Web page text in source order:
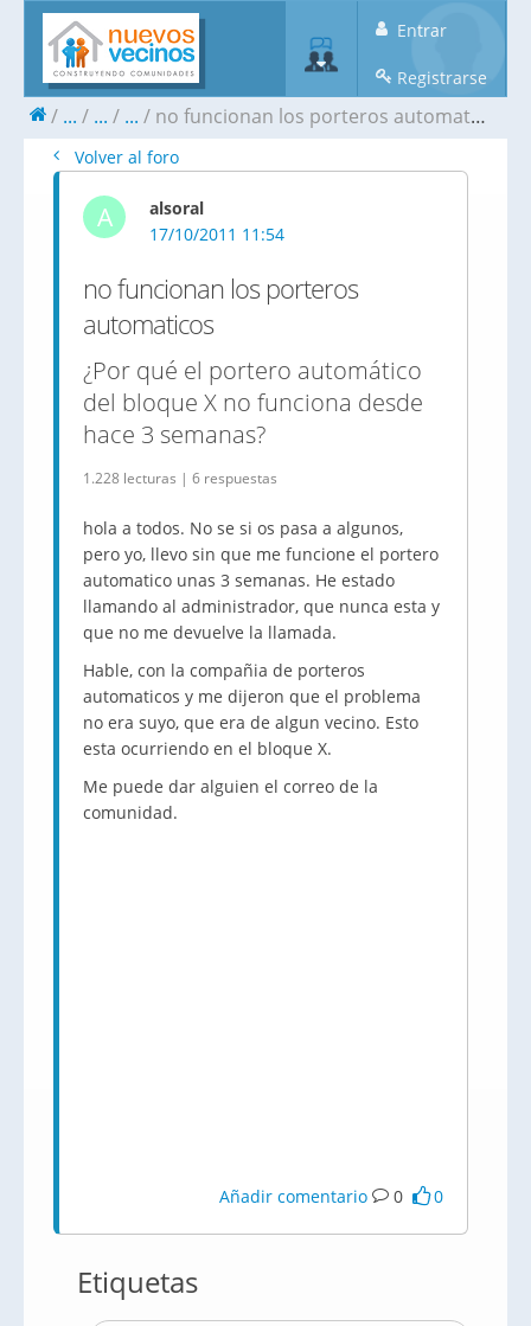
Entrar
Registrarse
... ... ... no funcionan los porteros automaticos
Volver al foro
A
alsoral
17/10/2011 11:54
no funcionan los porteros
automaticos
¿Por qué el portero automático
del bloque X no funciona desde
hace 3 semanas?
1.228 lecturas | 6 respuestas
hola a todos. No se si os pasa a algunos,
pero yo, llevo sin que me funcione el portero
automatico unas 3 semanas. He estado
llamando al administrador, que nunca esta y
que no me devuelve la llamada.
Hable, con la compañia de porteros
automaticos y me dijeron que el problema
no era suyo, que era de algun vecino. Esto
esta ocurriendo en el bloque X.
Me puede dar alguien el correo de la
comunidad.
Añadir comentario 0 0
Etiquetas